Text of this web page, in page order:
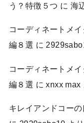
う？特徴５つ に 海
コーディネートメ
編８選 に
コーディネートメ
編８選 にxnxx max
キレイアンドコー